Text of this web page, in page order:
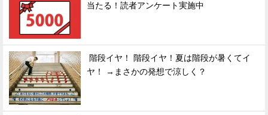
当たる！読者アンケート実施中
階段イヤ！ 階段イヤ！夏は階段が暑くてイ
ヤ！ →まさかの発想で涼しく？